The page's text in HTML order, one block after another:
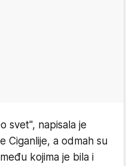
svet", napisala je
Ciganlije, a odmah su
kojima je bila i